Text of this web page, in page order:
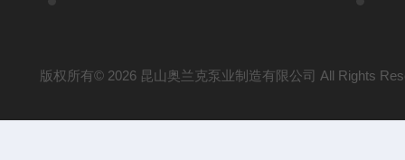
版权所有© 2026 昆山奥兰克泵业制造有限公司 All Rights